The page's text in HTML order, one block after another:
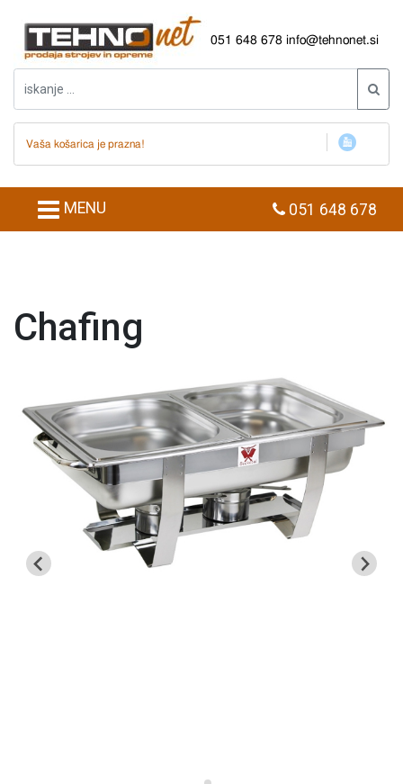
051 648 678 info@tehnonet.si
Vaša košarica je prazna!
MENU 051 648 678
Chafing